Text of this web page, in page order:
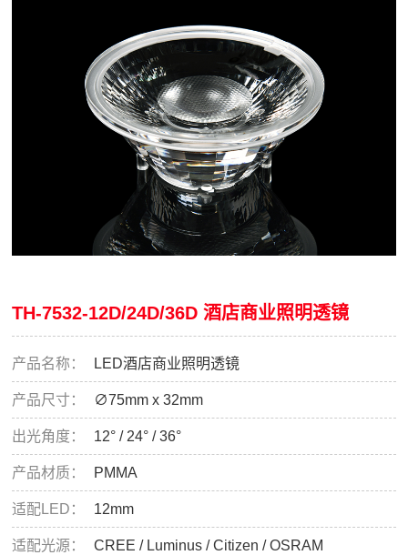
TH-7532-12D/24D/36D 酒店商业照明透镜
产品名称： LED酒店商业照明透镜
产品尺寸： ∅75mm x 32mm
出光角度： 12° / 24° / 36°
产品材质： PMMA
适配LED： 12mm
适配光源： CREE / Luminus / Citizen / OSRAM